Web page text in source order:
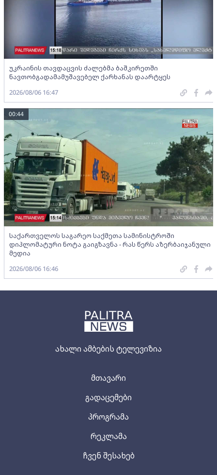
ახალი ამბების ტელევიზია
მთავარი
გადაცემები
პროგრამა
რეკლამა
ჩვენ შესახებ
უკრაინის თავდაცვის ძალებმა ბაშკირეთში
ნავთობგადამამუშავებელ ქარხანას დაარტყეს
2026/08/06 16:47
საქართველოს საგარეო საქმეთა სამინისტროში
დიპლომატური ნოტა გაიგზავნა - რას წერს აზერბაიჯანული
მედია
00:44
2026/08/06 16:46